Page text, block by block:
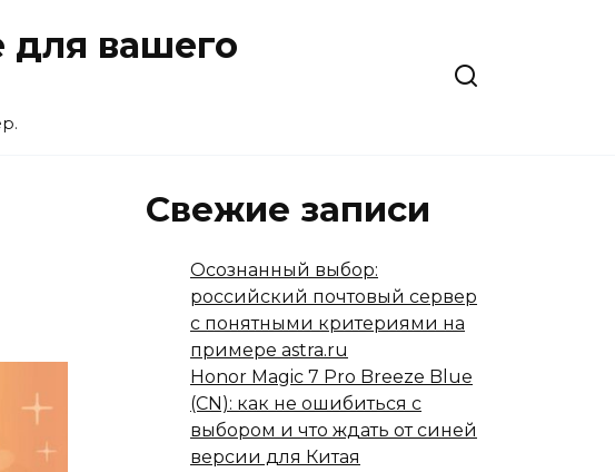
для вашего
Свежие записи
Осознанный выбор:
российский почтовый сервер
с понятными критериями на
примере astra.ru
Honor Magic 7 Pro Breeze Blue
(CN): как не ошибиться с
выбором и что ждать от синей
версии для Китая